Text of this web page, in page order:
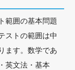
範囲の基本問題
ストの範囲は中
ます。数学であ
英文法・基本